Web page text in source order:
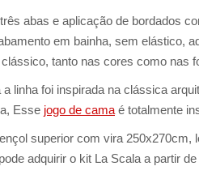
abas e aplicação de bordados
em bainha, sem elástico,
tanto nas cores como nas
linha foi inspirada na clássica
Esse jogo de cama é totalmente
superior com vira
adquirir o kit La Scala a partir